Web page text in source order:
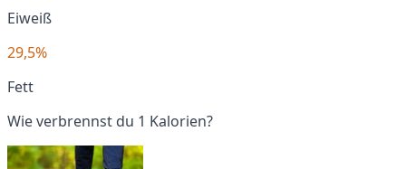
Eiweiß
29,5%
Fett
Wie verbrennst du 1 Kalorien?